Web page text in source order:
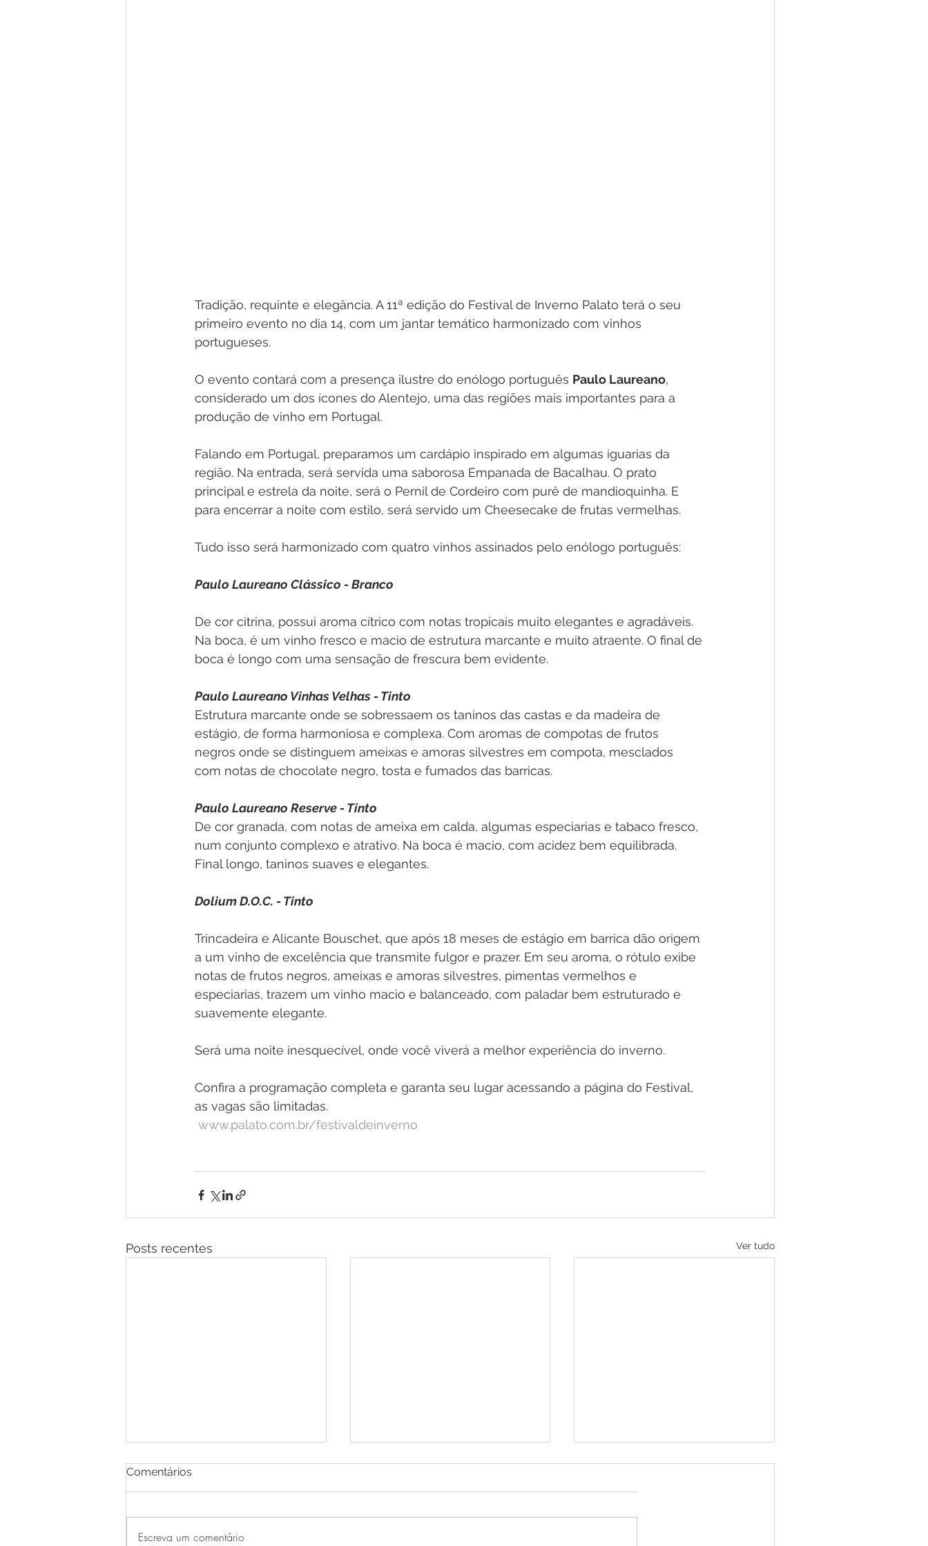
Tradição, requinte e elegância. A 11ª edição do Festival de Inverno Palato terá o seu
primeiro evento no dia 14, com um jantar temático harmonizado com vinhos
portugueses.
O evento contará com a presença ilustre do enólogo português Paulo Laureano,
considerado um dos ícones do Alentejo, uma das regiões mais importantes para a
produção de vinho em Portugal.
Falando em Portugal, preparamos um cardápio inspirado em algumas iguarias da
região. Na entrada, será servida uma saborosa Empanada de Bacalhau. O prato
principal e estrela da noite, será o Pernil de Cordeiro com purê de mandioquinha. E
para encerrar a noite com estilo, será servido um Cheesecake de frutas vermelhas.
Tudo isso será harmonizado com quatro vinhos assinados pelo enólogo português:
Paulo Laureano Clássico - Branco
De cor citrina, possui aroma cítrico com notas tropicais muito elegantes e agradáveis.
Na boca, é um vinho fresco e macio de estrutura marcante e muito atraente. O final de
boca é longo com uma sensação de frescura bem evidente.
Paulo Laureano Vinhas Velhas - Tinto
Estrutura marcante onde se sobressaem os taninos das castas e da madeira de
estágio, de forma harmoniosa e complexa. Com aromas de compotas de frutos
negros onde se distinguem ameixas e amoras silvestres em compota, mesclados
com notas de chocolate negro, tosta e fumados das barricas.
Paulo Laureano Reserve - Tinto
De cor granada, com notas de ameixa em calda, algumas especiarias e tabaco fresco,
num conjunto complexo e atrativo. Na boca é macio, com acidez bem equilibrada.
Final longo, taninos suaves e elegantes.
Dolium D.O.C. - Tinto
Trincadeira e Alicante Bouschet, que após 18 meses de estágio em barrica dão origem
a um vinho de excelência que transmite fulgor e prazer. Em seu aroma, o rótulo exibe
notas de frutos negros, ameixas e amoras silvestres, pimentas vermelhos e
especiarias, trazem um vinho macio e balanceado, com paladar bem estruturado e
suavemente elegante.
Será uma noite inesquecível, onde você viverá a melhor experiência do inverno.
Confira a programação completa e garanta seu lugar acessando a página do Festival,
as vagas são limitadas.
www.palato.com.br/festivaldeinverno
Posts recentes Ver tudo
Comentários
Escreva um comentário